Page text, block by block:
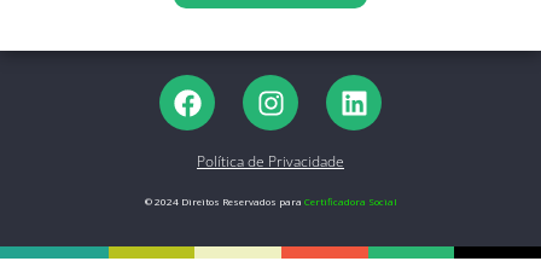
Política de Privacidade
© 2024 Direitos Reservados para Certificadora Social